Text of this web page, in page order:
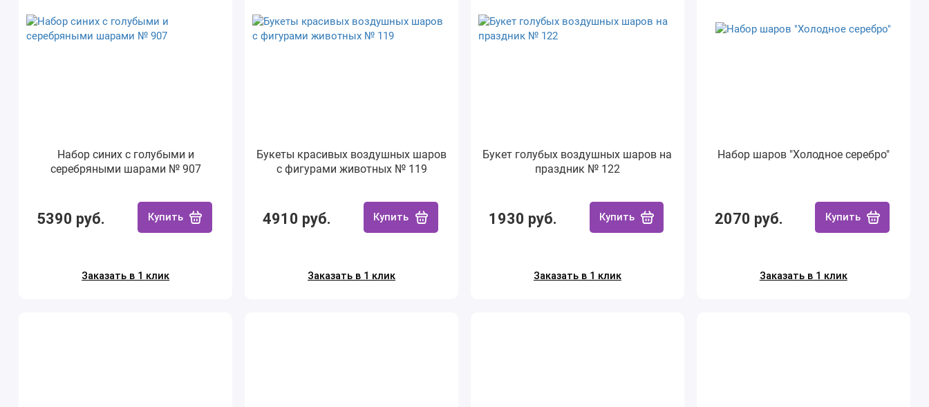
Набор синих с голубыми и
серебряными шарами № 907
5390 руб. Купить
Заказать в 1 клик
Букеты красивых воздушных шаров
с фигурами животных № 119
4910 руб. Купить
Заказать в 1 клик
Букет голубых воздушных шаров на
праздник № 122
1930 руб. Купить
Заказать в 1 клик
Набор шаров "Холодное серебро"
2070 руб. Купить
Заказать в 1 клик